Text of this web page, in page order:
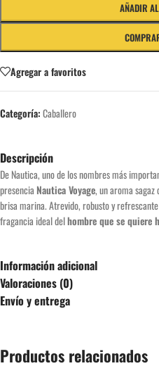
AÑADIR
Agregar a favoritos
Categoría:Caballero
Descripción
De Nautica, uno de los nombres más
presencia Nautica Voyage, un aroma sagaz
brisa marina. Atrevido, robusto y
fragancia ideal delhombre que se quiere
Información adicional
Valoraciones (0)
Envío y entrega
Productos relacionados